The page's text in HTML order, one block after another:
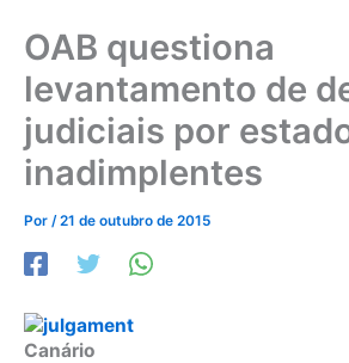
OAB questiona
levantamento de
judiciais por
inadimplentes
Por /21 de outubro de 2015
Canário